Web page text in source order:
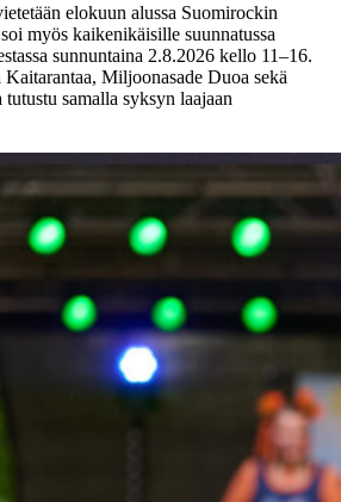
elokuun alussa Suomirockin
myös kaikenikäisille suunnatussa
sunnuntaina 2.8.2026 kello 11–16.
Miljoonasade Duoa sekä
samalla syksyn laajaan